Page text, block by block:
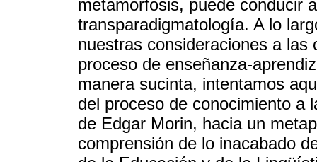
metamorfosis, puede conducir
transparadigmatología. A lo
nuestras consideraciones a
proceso de enseñanza-
manera sucinta, intentamos
del proceso de conocimiento a
de Edgar Morin, hacia un
comprensión de lo inacabado